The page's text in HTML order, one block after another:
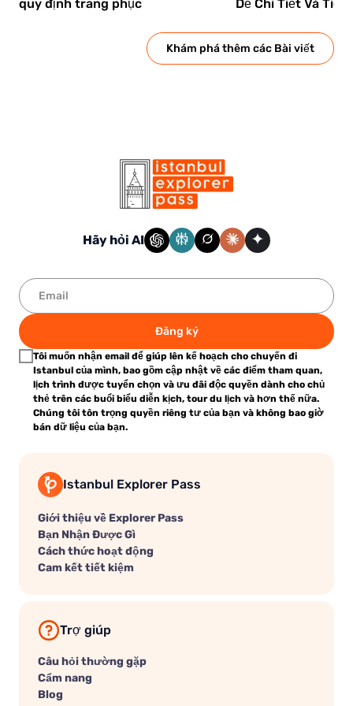
Khám phá thêm các Bài viết
quy định trang phục
Dễ Chi Tiết Và Tiết
Hãy hỏi AI
Đăng ký
Tôi muốn nhận email để giúp lên kế hoạch cho chuyến đi
Istanbul của mình, bao gồm cập nhật về các điểm tham quan,
lịch trình được tuyển chọn và ưu đãi độc quyền dành cho chủ
thẻ trên các buổi biểu diễn kịch, tour du lịch và hơn thế nữa.
Chúng tôi tôn trọng quyền riêng tư của bạn và không bao giờ
bán dữ liệu của bạn.
Istanbul Explorer Pass
Giới thiệu về Explorer Pass
Bạn Nhận Được Gì
Cách thức hoạt động
Cam kết tiết kiệm
Trợ giúp
Câu hỏi thường gặp
Cẩm nang
Blog